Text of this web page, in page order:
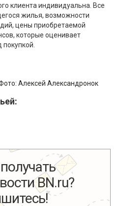
клиента индивидуальна. Все
жилья, возможности
цены приобретаемой
которые оценивает
Алексей Александронок
BN.ru?